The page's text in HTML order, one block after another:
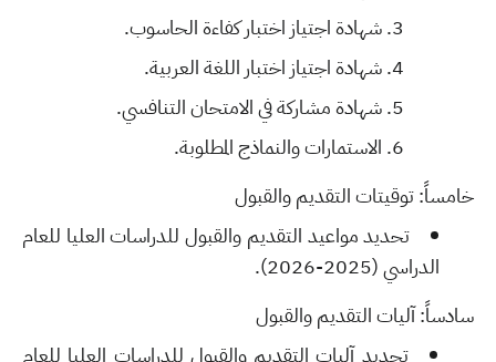
شهادة اجتياز اختبار كفاءة الحاسوب.
شهادة اجتياز اختبار اللغة العربية.
شهادة مشاركة في الامتحان التنافسي.
الاستمارات والنماذج المطلوبة.
خامساً: توقيتات التقديم والقبول
تحديد مواعيد التقديم والقبول للدراسات العليا للعام
الدراسي (2025-2026).
سادساً: آليات التقديم والقبول
تحديد آليات التقديم والقبول للدراسات العليا للعام